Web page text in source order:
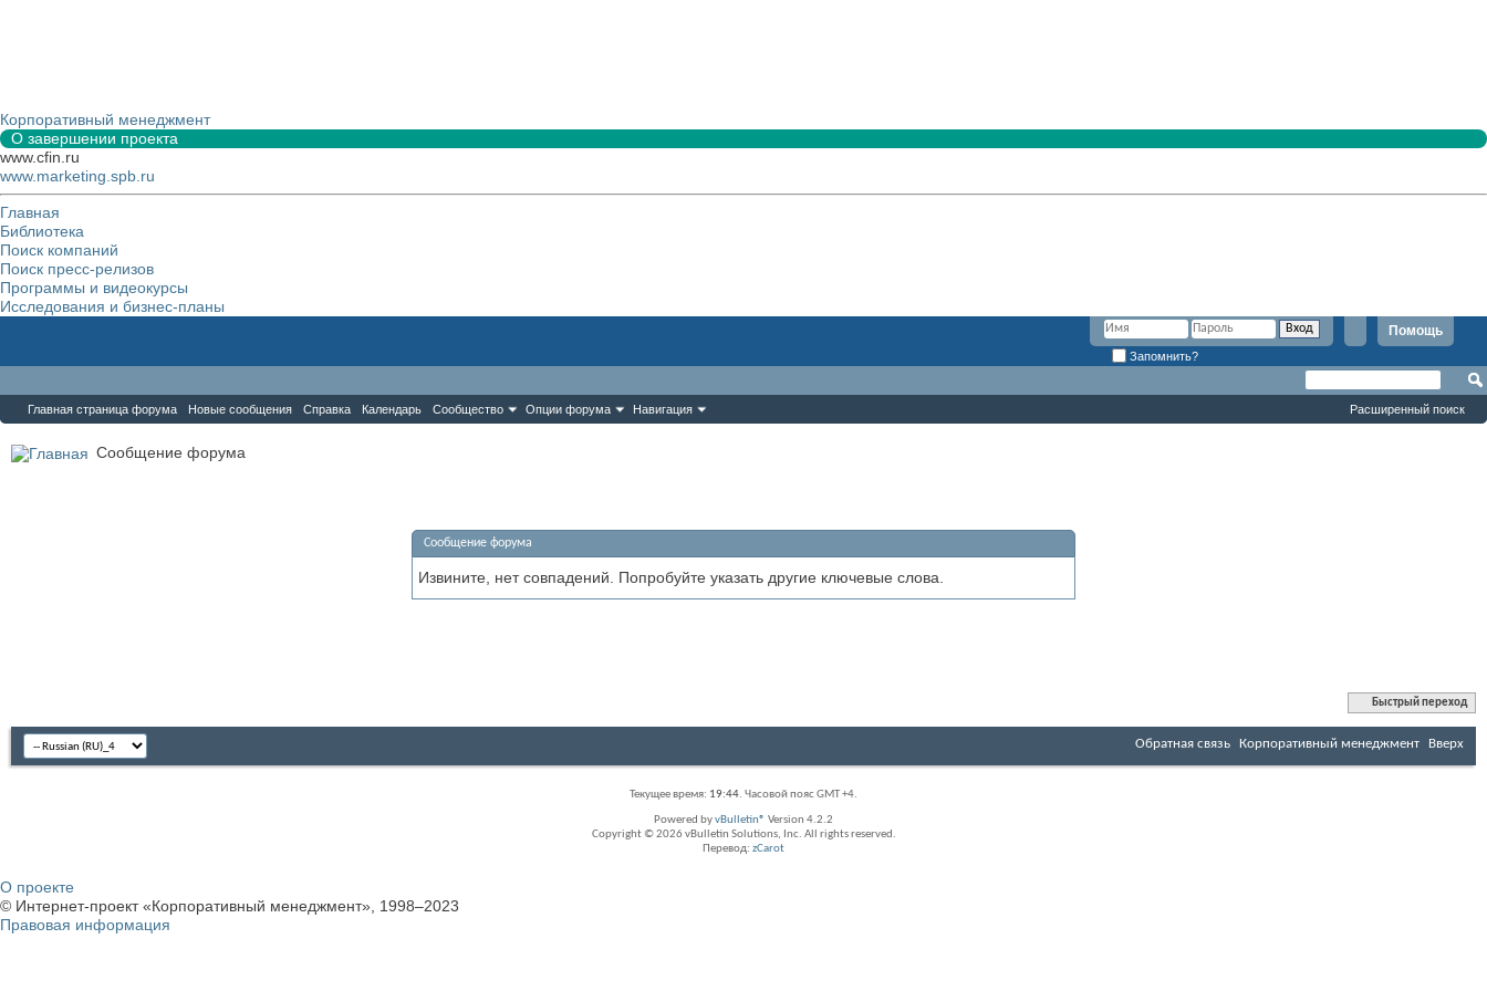
Корпоративный менеджмент
О завершении проекта
www.cfin.ru
www.marketing.spb.ru
Главная
Библиотека
Поиск компаний
Поиск пресс-релизов
Программы и видеокурсы
Исследования и бизнес-планы
Помощь
Запомнить?
Главная страница форума Новые сообщения Справка Календарь Сообщество Опции форума Навигация Расширенный поиск
Сообщение форума
Сообщение форума
Извините, нет совпадений. Попробуйте указать другие ключевые слова.
Быстрый переход
Обратная связь Корпоративный менеджмент Вверх
Текущее время: 19:44. Часовой пояс GMT +4.
Powered byvBulletin® Version 4.2.2
Copyright © 2026 vBulletin Solutions, Inc. All rights reserved.
Перевод: zCarot
О проекте
© Интернет-проект «Корпоративный менеджмент», 1998–2023
Правовая информация